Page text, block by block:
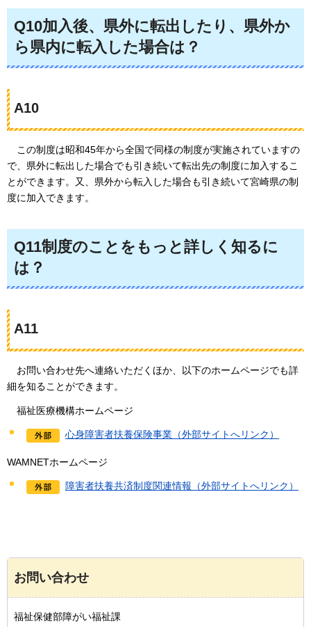
Q10加入後、県外に転出したり、県外か
ら県内に転入した場合は？
A10
この制度は昭和45年から全国で同様の制度が実施されていますの
で、県外に転出した場合でも引き続いて転出先の制度に加入するこ
とができます。又、県外から転入した場合も引き続いて宮崎県の制
度に加入できます。
Q11制度のことをもっと詳しく知るに
は？
A11
お問い合わせ先へ連絡いただくほか、以下のホームページでも詳
細を知ることができます。
福祉医療機構ホームページ
心身障害者扶養保険事業（外部サイトへリンク）
WAMNETホームページ
障害者扶養共済制度関連情報（外部サイトへリンク）
お問い合わせ
福祉保健部障がい福祉課